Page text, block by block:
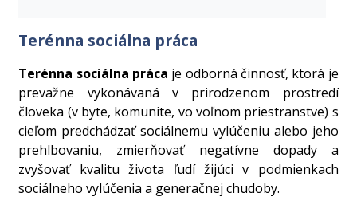
Terénna sociálna práca
Terénna sociálna práca je odborná činnosť, ktorá je
prevažne vykonávaná v prirodzenom prostredí
človeka (v byte, komunite, vo voľnom priestranstve) s
cieľom predchádzať sociálnemu vylúčeniu alebo jeho
prehlbovaniu, zmierňovať negatívne dopady a
zvyšovať kvalitu života ľudí žijúci v podmienkach
sociálneho vylúčenia a generačnej chudoby.